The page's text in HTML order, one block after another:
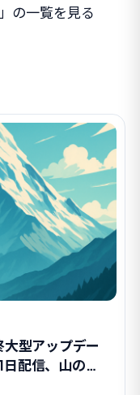
の一覧を見る
型アップデー
日配信、山の日